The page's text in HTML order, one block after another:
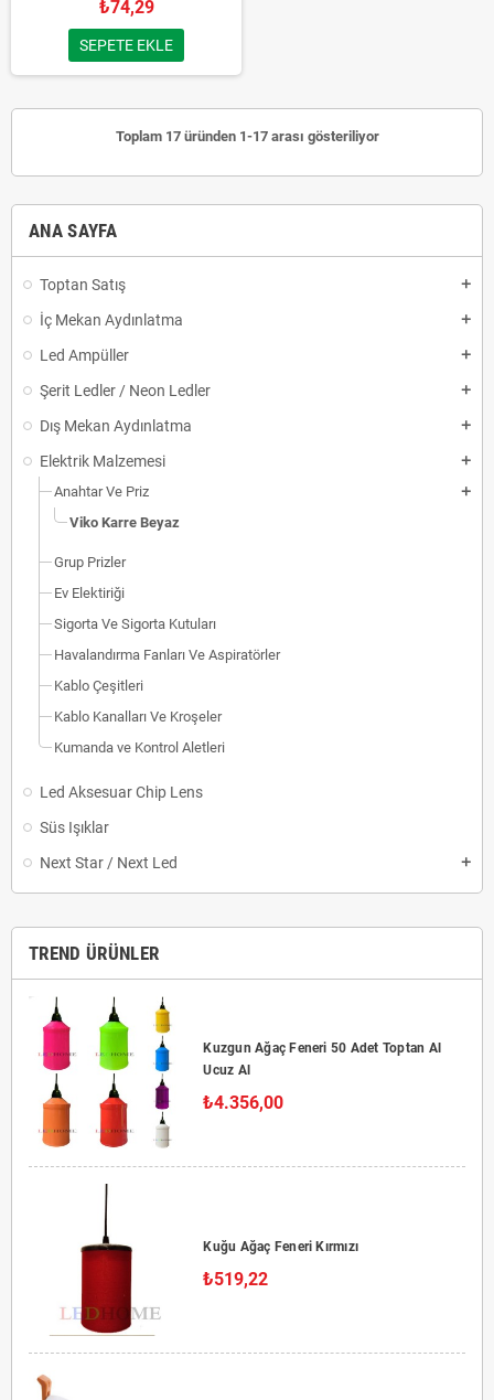
ANA SAYFA
Toptan Satış add
İç Mekan Aydınlatma add
Led Ampüller add
Şerit Ledler / Neon Ledler add
Dış Mekan Aydınlatma add
Elektrik Malzemesi add
Anahtar Ve Priz add
Viko Karre Beyaz
Grup Prizler
Ev Elektiriği
Sigorta Ve Sigorta Kutuları
Havalandırma Fanları Ve Aspiratörler
Kablo Çeşitleri
Kablo Kanalları Ve Kroşeler
Kumanda ve Kontrol Aletleri
Led Aksesuar Chip Lens
Süs Işıklar
Next Star / Next Led
add
TREND ÜRÜNLER
Kuzgun Ağaç Feneri 50 Adet Toptan Al
Ucuz Al
₺4.356,00
Kuğu Ağaç Feneri Kırmızı
₺519,22
₺74,29
SEPETE EKLE
Toplam 17 üründen 1-17 arası gösteriliyor